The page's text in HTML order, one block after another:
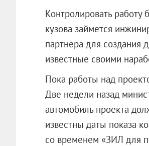
Контролировать
кузова займется
партнера для создания
известные своими
Пока работы над
Две недели назад
автомобиль проекта
известны даты показа
со временем «ЗИЛ для